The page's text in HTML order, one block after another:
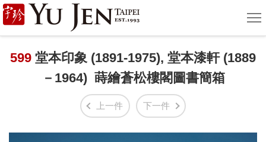
宇
珍
國
術
單
599 堂本印象 (1891-1975), 堂本漆軒 (1889
－1964) 蒔繪蒼松樓閣圖書簡箱
上一件 下一件